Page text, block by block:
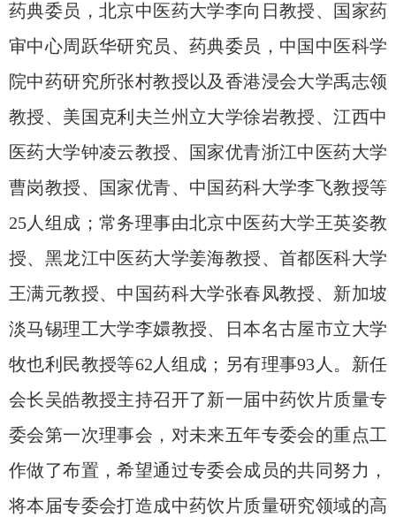
药典委员，北京中医药大学李向日教授、国家药
审中心周跃华研究员、药典委员，中国中医科学
院中药研究所张村教授以及香港浸会大学禹志领
教授、美国克利夫兰州立大学徐岩教授、江西中
医药大学钟凌云教授、国家优青浙江中医药大学
曹岗教授、国家优青、中国药科大学李飞教授等
25人组成；常务理事由北京中医药大学王英姿教
授、黑龙江中医药大学姜海教授、首都医科大学
王满元教授、中国药科大学张春凤教授、新加坡
淡马锡理工大学李嬛教授、日本名古屋市立大学
牧也利民教授等62 人组成；另有理事93 人。新任
会长吴皓教授主持召开了新一届中药饮片质量专
委会第一次理事会 ， 对未来五年专委会的重点工
作做了布置 ，希望通过专委会成员的共同努力，
将本届专委会打造成中药饮片质量研究领域的高